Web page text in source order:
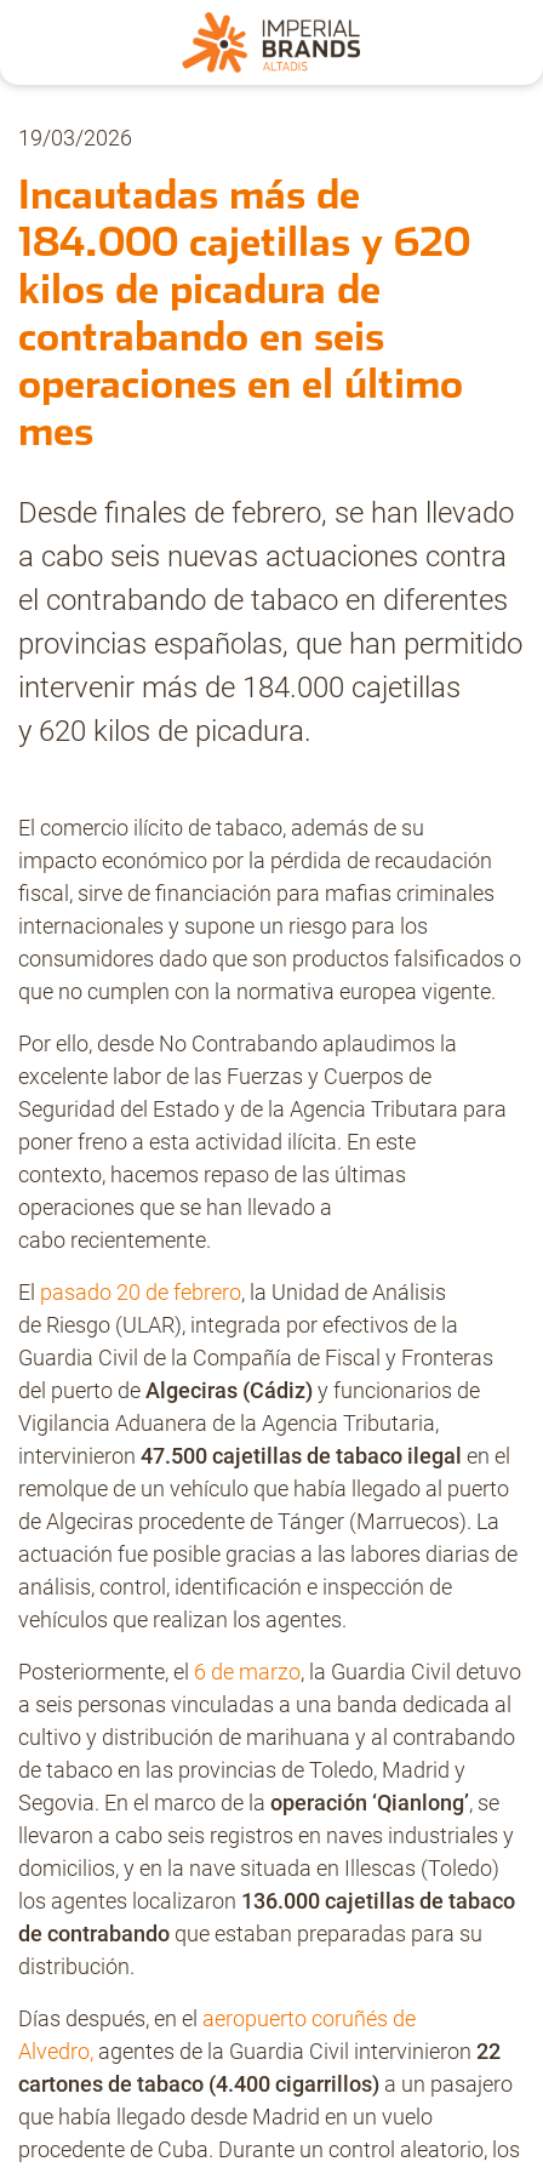
Nosotros
Secciones
Denuncia
Pregúntanos
Estadísticas CMT
19/03/2026
Incautadas más de
184.000 cajetillas y 620
kilos de picadura de
contrabando en seis
operaciones en el último
mes
Desde finales de febrero, se han llevado
a cabo seis nuevas actuaciones contra
el contrabando de tabaco en diferentes
provincias españolas, que han permitido
intervenir más de 184.000 cajetillas
y 620 kilos de picadura.
El comercio ilícito de tabaco, además de su
impacto económico por la pérdida de recaudación
fiscal, sirve de financiación para mafias criminales
internacionales y supone un riesgo para los
consumidores dado que son productos falsificados o
que no cumplen con la normativa europea vigente.
Por ello, desde No Contrabando aplaudimos la
excelente labor de las Fuerzas y Cuerpos de
Seguridad del Estado y de la Agencia Tributara para
poner freno a esta actividad ilícita. En este
contexto, hacemos repaso de las últimas
operaciones que se han llevado a
cabo recientemente.
El pasado 20 de febrero, la Unidad de Análisis
de Riesgo (ULAR), integrada por efectivos de la
Guardia Civil de la Compañía de Fiscal y Fronteras
del puerto deAlgeciras (Cádiz)y funcionarios de
Vigilancia Aduanera de la Agencia Tributaria,
intervinieron 47.500 cajetillas de tabaco ilegal en el
remolque de un vehículo que había llegado al puerto
de Algeciras procedente de Tánger (Marruecos). La
actuación fue posible gracias a las labores diarias de
análisis, control, identificación e inspección de
vehículos que realizan los agentes.
Posteriormente, el 6 de marzo, la Guardia Civil detuvo
a seis personas vinculadas a una banda dedicada al
cultivo y distribución de marihuana y al contrabando
de tabaco en las provincias de Toledo, Madrid y
Segovia. En el marco de la operación ‘Qianlong’, se
llevaron a cabo seis registros en naves industriales y
domicilios, y en la nave situada en Illescas (Toledo)
los agentes localizaron 136.000 cajetillas de tabaco
de contrabando que estaban preparadas para su
distribución.
Días después, en el aeropuerto coruñés de
Alvedro, agentes de la Guardia Civil intervinieron 22
cartones de tabaco (4.400 cigarrillos) a un pasajero
que había llegado desde Madrid en un vuelo
procedente de Cuba. Durante un control aleatorio, los